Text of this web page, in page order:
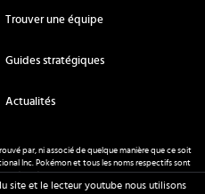
Trouver une équipe
Guides stratégiques
Actualités
par, ni associé de quelque manière que ce soit
Inc. Pokémon et tous les noms respectifs sont
déposées. © de Nintendo 1996-2026.
site et le lecteur youtube nous utilisons